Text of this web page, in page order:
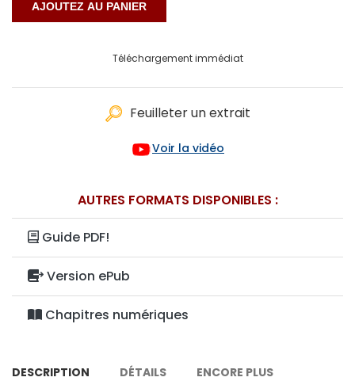
Téléchargement immédiat
Feuilleter un extrait
Voir la vidéo
AUTRES FORMATS DISPONIBLES :
Guide PDF!
Version ePub
Chapitres numériques
DESCRIPTION DÉTAILS ENCORE PLUS